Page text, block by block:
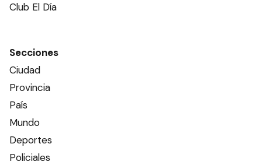
Club El Día
Secciones
Ciudad
Provincia
País
Mundo
Deportes
Policiales